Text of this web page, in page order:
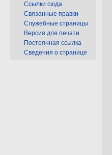
Ссылки сюда
Связанные правки
Служебные страницы
Версия для печати
Постоянная ссылка
Сведения о странице